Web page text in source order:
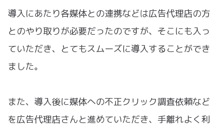
導入にあたり各媒体との連携などは広告代理店の方
とのやり取りが必要だったのですが、そこにも入っ
ていただき、とてもスムーズに導入することができ
ました。
また、導入後に媒体への不正クリック調査依頼など
を広告代理店さんと進めていただき、手離れよく利